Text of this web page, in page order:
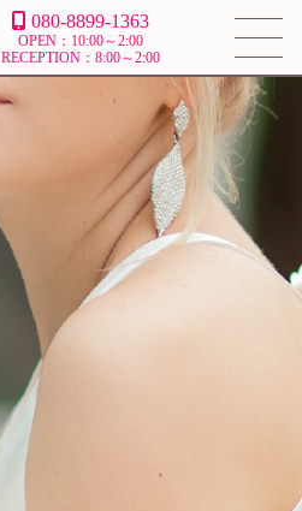
080-8899-1363
OPEN：10:00～2:00
RECEPTION：8:00～2:00